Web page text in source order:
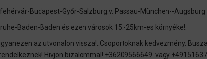
Budapest-Győr-Salzburg.v. Passau-München--Augsburg
Baden-Baden és ezen városok 15.-25km-es környéke!.
az utvonalon vissza!..Csoportoknak kedvezmény.
Hivjon bizalommal! +36209566649..vagy